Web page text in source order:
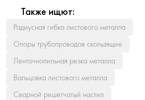
Также ищют:
Радиусная гибка листового металла
Опоры трубопроводов скользящие
Ленточнопильная резка металла
Вальцовка листового металла
Сварной решетчатый настил